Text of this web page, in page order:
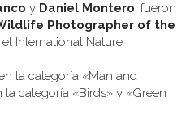
y Daniel Montero, fueron
Photographer of the
International Nature
la categoría «Man and
la categoría «Birds» y «Green